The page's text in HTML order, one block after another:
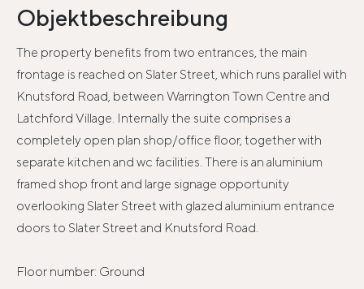
Objektbeschreibung
The property benefits from two entrances, the main
frontage is reached on Slater Street, which runs parallel with
Knutsford Road, between Warrington Town Centre and
Latchford Village. Internally the suite comprises a
completely open plan shop/office floor, together with
separate kitchen and wc facilities. There is an aluminium
framed shop front and large signage opportunity
overlooking Slater Street with glazed aluminium entrance
doors to Slater Street and Knutsford Road.
Floor number: Ground